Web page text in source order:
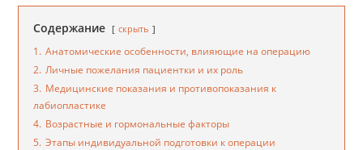
Содержание скрыть
1. Анатомические особенности, влияющие на операцию
2. Личные пожелания пациентки и их роль
3. Медицинские показания и противопоказания к
лабиопластике
4. Возрастные и гормональные факторы
5. Этапы индивидуальной подготовки к операции